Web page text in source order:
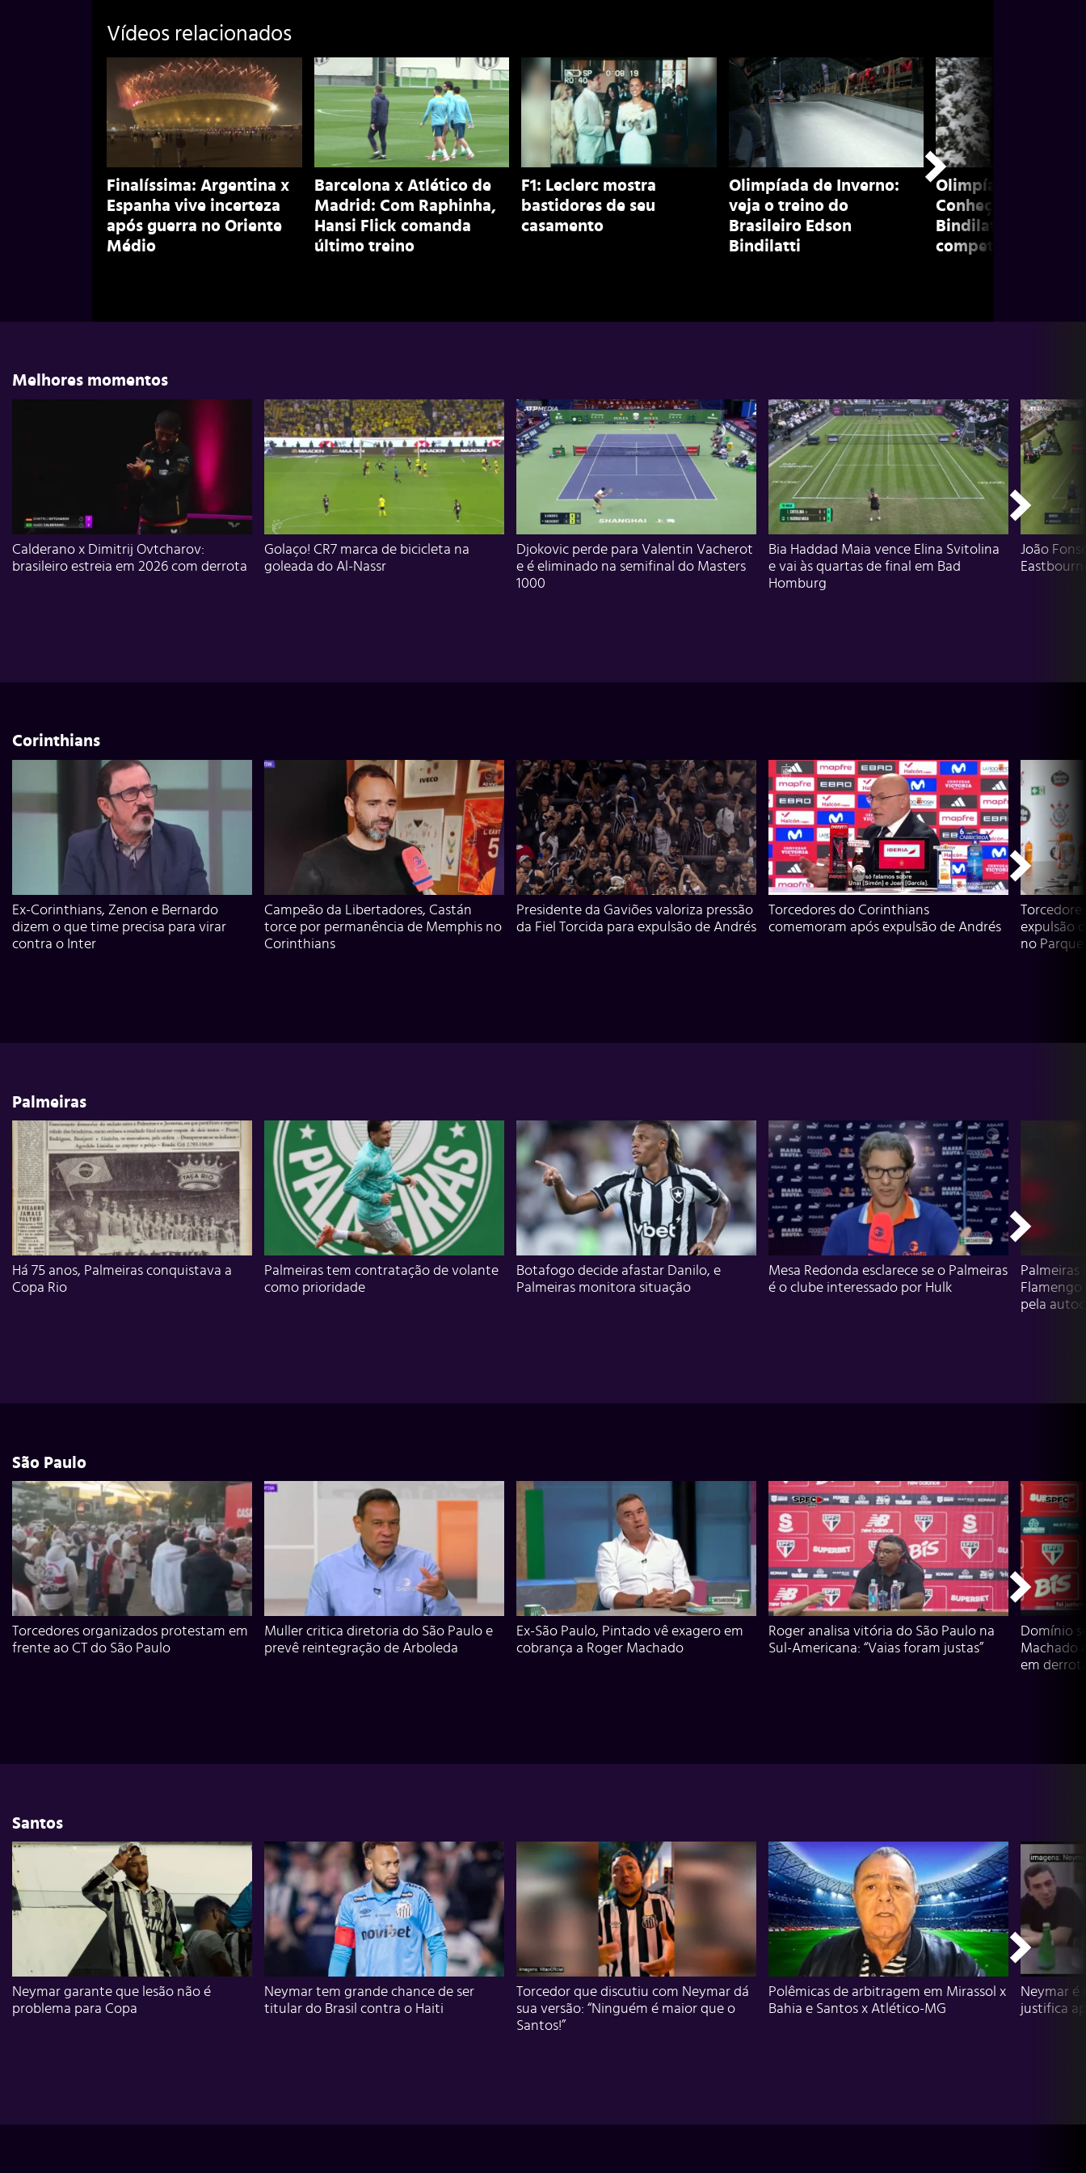
Vídeos relacionados
Finalíssima: Argentina x
Espanha vive incerteza
após guerra no Oriente
Médio
Barcelona x Atlético de
Madrid: Com Raphinha,
Hansi Flick comanda
último treino
F1: Leclerc mostra
bastidores de seu
casamento
Olimpíada de Inverno:
veja o treino do
Brasileiro Edson
Bindilatti
Olimpíada de
Conheça Edson
Bindilatti,
competidor de
Melhores momentos
Calderano x Dimitrij Ovtcharov:
brasileiro estreia em 2026 com derrota
Golaço! CR7 marca de bicicleta na
goleada do Al-Nassr
Djokovic perde para Valentin Vacherot
e é eliminado na semifinal do Masters
1000
Bia Haddad Maia vence Elina Svitolina
e vai às quartas de final em Bad
Homburg
João
Corinthians
Ex-Corinthians, Zenon e Bernardo
dizem o que time precisa para virar
contra o Inter
Campeão da Libertadores, Castán
torce por permanência de Memphis no
Corinthians
Presidente da Gaviões valoriza pressão
da Fiel Torcida para expulsão de Andrés
Torcedores do Corinthians
comemoram após expulsão de Andrés
expulsão
no Parque
Palmeiras
Há 75 anos, Palmeiras conquistava a
Copa Rio
Palmeiras tem contratação de volante
como prioridade
Botafogo decide afastar Danilo, e
Palmeiras monitora situação
Mesa Redonda esclarece se o Palmeiras
é o clube interessado por Hulk
Flamengo
pela
São Paulo
Torcedores organizados protestam em
frente ao CT do São Paulo
Muller critica diretoria do São Paulo e
prevê reintegração de Arboleda
Ex-São Paulo, Pintado vê exagero em
cobrança a Roger Machado
Roger analisa vitória do São Paulo na
Sul-Americana: “Vaias foram justas”
Domínio
Machado
em
Santos
Neymar garante que lesão não é
problema para Copa
Neymar tem grande chance de ser
titular do Brasil contra o Haiti
Torcedor que discutiu com Neymar dá
sua versão: “Ninguém é maior que o
Santos!”
Polêmicas de arbitragem em Mirassol x
Bahia e Santos x Atlético-MG
Neymar é
justifica